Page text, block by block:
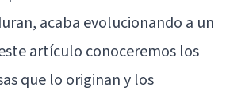
acaba evolucionando a un
artículo conoceremos los
que lo originan y los